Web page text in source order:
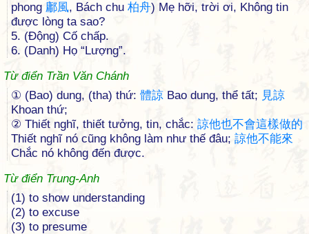
phong 鄘風, Bách chu 柏舟) Mẹ hỡi, trời ơi, Không tin
được lòng ta sao?
5. (Động) Cố chấp.
6. (Danh) Họ “Lượng”.
Từ điển Trần Văn Chánh
① (Bao) dung, (tha) thứ: 體諒 Bao dung, thể tất; 見諒
Khoan thứ;
② Thiết nghĩ, thiết tưởng, tin, chắc: 諒他也不會這樣做的
Thiết nghĩ nó cũng không làm như thế đâu; 諒他不能來
Chắc nó không đến được.
Từ điển Trung-Anh
(1) to show understanding
(2) to excuse
(3) to presume